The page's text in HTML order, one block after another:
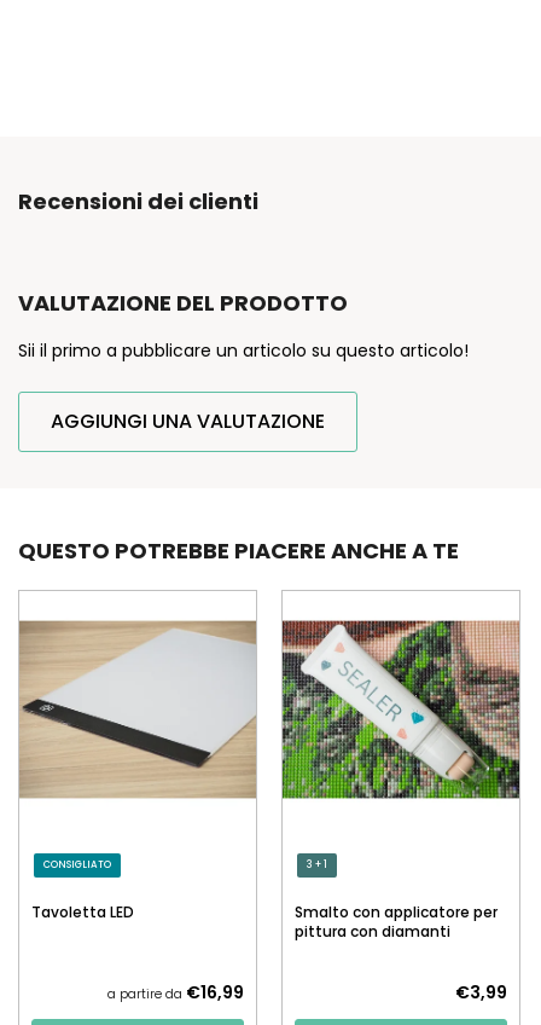
Recensioni dei clienti
VALUTAZIONE DEL PRODOTTO
Sii il primo a pubblicare un articolo su questo articolo!
AGGIUNGI UNA VALUTAZIONE
QUESTO POTREBBE PIACERE ANCHE A TE
CONSIGLIATO
Tavoletta LED
a partire da €16,99
3 + 1
Smalto con applicatore per
pittura con diamanti
€3,99